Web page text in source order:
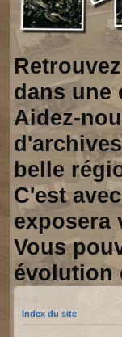
dans une
Aidez-
belle
C'est
exposera
Vous
évolution
Index du site